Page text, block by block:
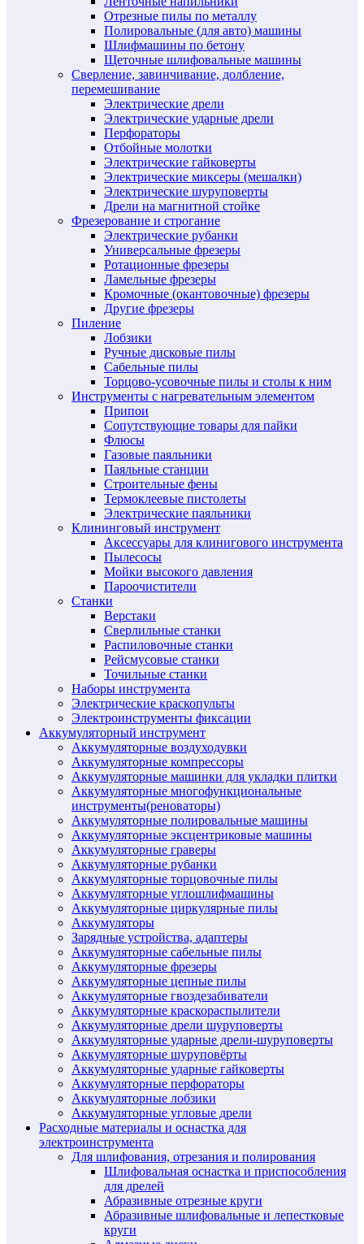
Отрезные пилы по металлу
Полировальные (для авто) машины
Шлифмашины по бетону
Щеточные шлифовальные машины
Сверление, завинчивание, долбление,
перемешивание
Электрические дрели
Электрические ударные дрели
Перфораторы
Отбойные молотки
Электрические гайковерты
Электрические миксеры (мешалки)
Электрические шуруповерты
Дрели на магнитной стойке
Фрезерование и строгание
Электрические рубанки
Универсальные фрезеры
Ротационные фрезеры
Ламельные фрезеры
Кромочные (окантовочные) фрезеры
Другие фрезеры
Пиление
Лобзики
Ручные дисковые пилы
Сабельные пилы
Торцово-усовочные пилы и столы к ним
Инструменты с нагревательным элементом
Припои
Сопутствующие товары для пайки
Флюсы
Газовые паяльники
Паяльные станции
Строительные фены
Термоклеевые пистолеты
Электрические паяльники
Клининговый инструмент
Аксессуары для клинигового инструмента
Пылесосы
Мойки высокого давления
Пароочистители
Станки
Верстаки
Сверлильные станки
Распиловочные станки
Рейсмусовые станки
Точильные станки
Наборы инструмента
Электрические краскопульты
Электроинструменты фиксации
Аккумуляторный инструмент
Аккумуляторные воздуходувки
Аккумуляторные компрессоры
Аккумуляторные машинки для укладки плитки
Аккумуляторные многофункциональные
инструменты(реноваторы)
Аккумуляторные полировальные машины
Аккумуляторные эксцентриковые машины
Аккумуляторные граверы
Аккумуляторные рубанки
Аккумуляторные торцовочные пилы
Аккумуляторные углошлифмашины
Аккумуляторные циркулярные пилы
Аккумуляторы
Зарядные устройства, адаптеры
Аккумуляторные сабельные пилы
Аккумуляторные фрезеры
Аккумуляторные цепные пилы
Аккумуляторные гвоздезабиватели
Аккумуляторные краскораспылители
Аккумуляторные дрели шуруповерты
Аккумуляторные ударные дрели-шуруповерты
Аккумуляторные шуруповёрты
Аккумуляторные ударные гайковерты
Аккумуляторные перфораторы
Аккумуляторные лобзики
Аккумуляторные угловые дрели
Расходные материалы и оснастка для
электроинструмента
Для шлифования, отрезания и полирования
Шлифовальная оснастка и приспособления
для дрелей
Абразивные отрезные круги
Абразивные шлифовальные и лепестковые
круги